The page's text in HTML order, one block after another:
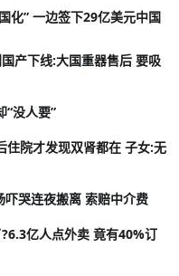
化” 一边签下29亿美元中国
产下线:大国重器售后 要吸
没人要”
住院才发现双肾都在 子女:无
哭连夜搬离 索赔中介费
亿人点外卖 竟有40%订